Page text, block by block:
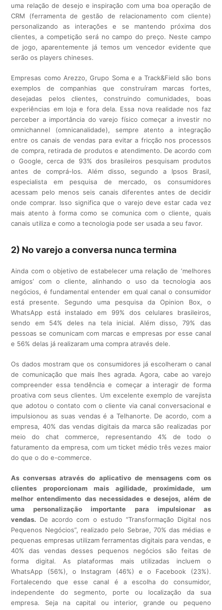
uma relação de desejo e inspiração com uma boa operação de
CRM (ferramenta de gestão de relacionamento com cliente)
personalizando as interações e se mantendo próxima dos
clientes, a competição será no campo do preço. Neste campo
de jogo, aparentemente já temos um vencedor evidente que
serão os players chineses.
Empresas como Arezzo, Grupo Soma e a Track&Field são bons
exemplos de companhias que construíram marcas fortes,
desejadas pelos clientes, construindo comunidades, boas
experiências em loja e fora dela. Essa nova realidade nos faz
perceber a importância do varejo físico começar a investir no
omnichannel (omnicanalidade), sempre atento a integração
entre os canais de vendas para evitar a fricção nos processos
de compra, retirada de produtos e atendimento. De acordo com
o Google, cerca de 93% dos brasileiros pesquisam produtos
antes de comprá-los. Além disso, segundo a Ipsos Brasil,
especialista em pesquisa de mercado, os consumidores
acessam pelo menos seis canais diferentes antes de decidir
onde comprar. Isso significa que o varejo deve estar cada vez
mais atento à forma como se comunica com o cliente, quais
canais utiliza e como a tecnologia pode ser usada a seu favor.
2) No varejo a conversa nunca termina
Ainda com o objetivo de estabelecer uma relação de ‘melhores
amigos’ com o cliente, alinhando o uso da tecnologia aos
negócios, é fundamental entender em qual canal o consumidor
está presente. Segundo uma pesquisa da Opinion Box, o
WhatsApp está instalado em 99% dos celulares brasileiros,
sendo em 54% deles na tela inicial. Além disso, 79% das
pessoas se comunicam com marcas e empresas por esse canal
e 56% delas já realizaram uma compra através dele.
Os dados mostram que os consumidores já escolheram o canal
de comunicação que mais lhes agrada. Agora, cabe ao varejo
compreender essa tendência e começar a interagir de forma
proativa com seus clientes. Um excelente exemplo de varejista
que adotou o contato com o cliente via canal conversacional e
impulsionou as suas vendas é a Telhanorte. De acordo, com a
empresa, 40% das vendas digitais da marca são realizadas por
meio do chat commerce, representando 4% de todo o
faturamento da empresa, com um ticket médio três vezes maior
do que o do e-commerce.
As conversas através do aplicativo de mensagens com os
clientes proporcionam mais agilidade, proximidade, um
melhor entendimento das necessidades e desejos, além de
uma personalização importante para impulsionar as
vendas. De acordo com o estudo “Transformação Digital nos
Pequenos Negócios”, realizado pelo Sebrae, 70% das médias e
pequenas empresas utilizam ferramentas digitais para vendas, e
40% das vendas desses pequenos negócios são feitas de
forma digital. As plataformas mais utilizadas incluem o
WhatsApp (56%), o Instagram (46%) e o Facebook (23%).
Fortalecendo que esse canal é a escolha do consumidor,
independente do segmento, porte ou localização da sua
empresa. Seja na capital ou interior, grande ou pequeno